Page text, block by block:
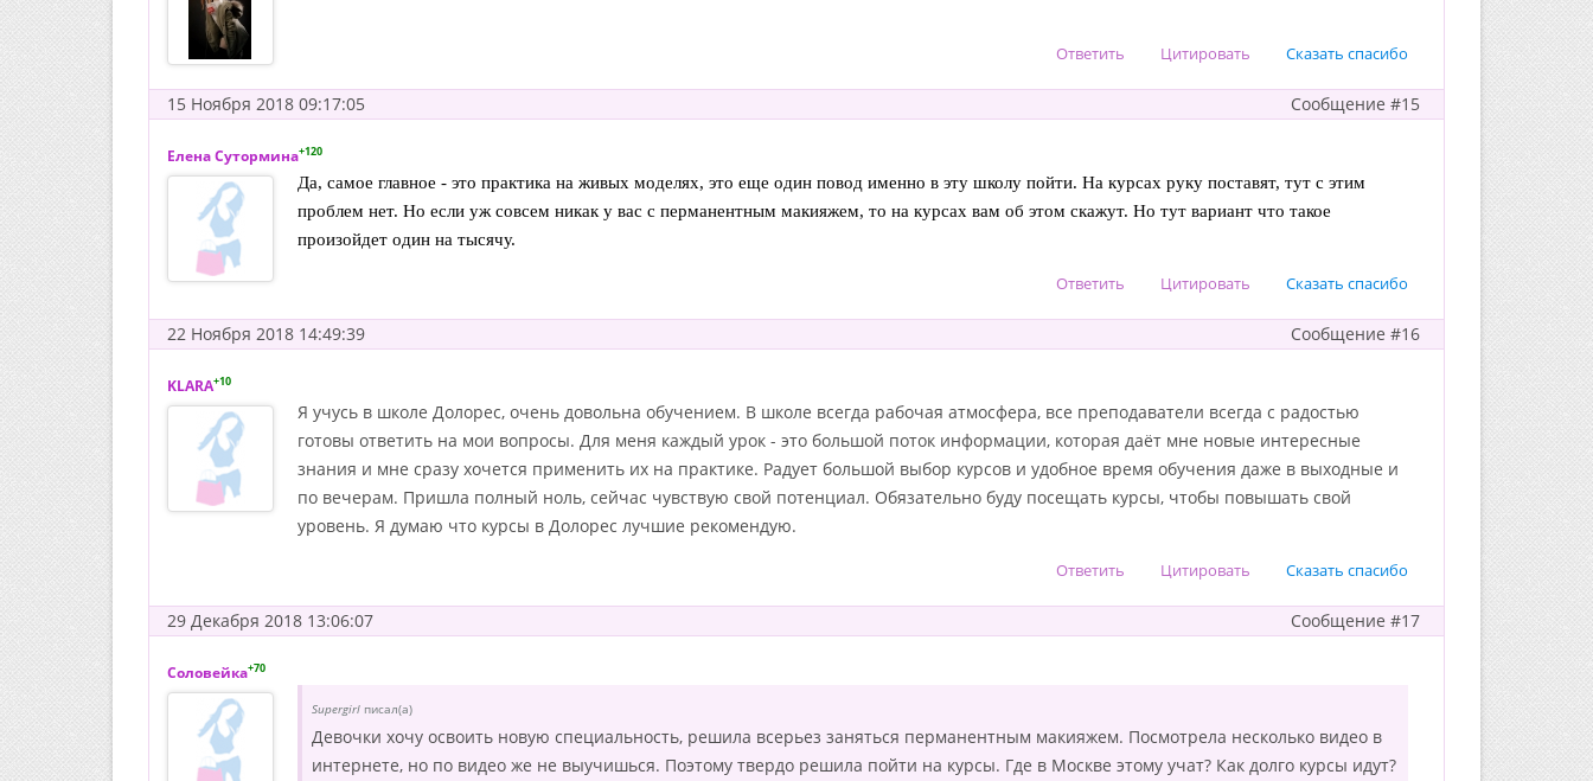
Сказать спасибо
Цитировать
Ответить
Сообщение #15
15 Ноября 2018 09:17:05
Елена Сутормина+120
Да, самое главное - это практика на живых моделях, это еще один повод именно в эту школу пойти. На курсах руку поставят, тут с этим
проблем нет. Но если уж совсем никак у вас с перманентным макияжем, то на курсах вам об этом скажут. Но тут вариант что такое
произойдет один на тысячу.
Сказать спасибо
Цитировать
Ответить
Сообщение #16
22 Ноября 2018 14:49:39
KLARA+10
Я учусь в школе Долорес, очень довольна обучением. В школе всегда рабочая атмосфера, все преподаватели всегда с радостью
готовы ответить на мои вопросы. Для меня каждый урок - это большой поток информации, которая даёт мне новые интересные
знания и мне сразу хочется применить их на практике. Радует большой выбор курсов и удобное время обучения даже в выходные и
по вечерам. Пришла полный ноль, сейчас чувствую свой потенциал. Обязательно буду посещать курсы, чтобы повышать свой
уровень. Я думаю что курсы в Долорес лучшие рекомендую.
Сказать спасибо
Цитировать
Ответить
Сообщение #17
29 Декабря 2018 13:06:07
Соловейка+70
Supergirl писал(а)
Девочки хочу освоить новую специальность, решила всерьез заняться перманентным макияжем. Посмотрела несколько видео в
интернете, но по видео же не выучишься. Поэтому твердо решила пойти на курсы. Где в Москве этому учат? Как долго курсы идут?